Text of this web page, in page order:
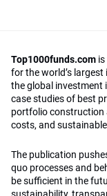
Top1000funds.com
for the world’s
the global
case studies of best
portfolio construction
costs, and
The publication
quo processes and
be sufficient in the